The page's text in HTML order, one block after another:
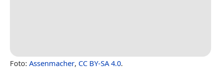
Foto: Assenmacher, CC BY-SA 4.0.